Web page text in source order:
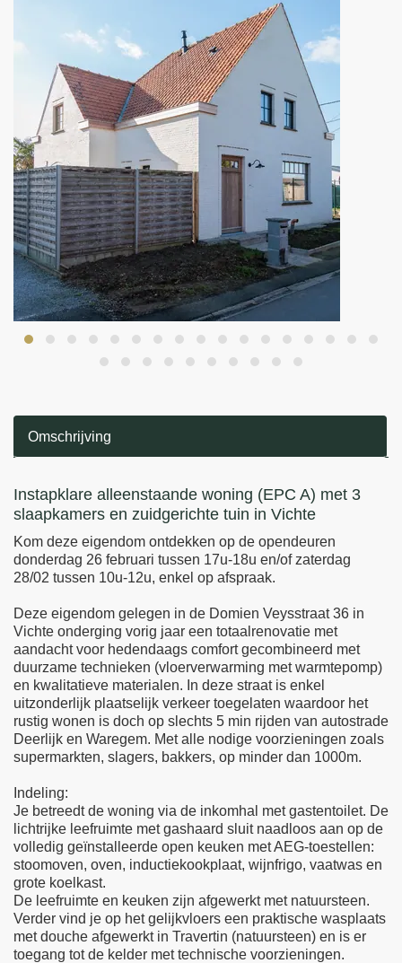
Omschrijving
Omschrijving
Instapklare alleenstaande woning (EPC A) met 3
slaapkamers en zuidgerichte tuin in Vichte
Kom deze eigendom ontdekken op de opendeuren
donderdag 26 februari tussen 17u-18u en/of zaterdag
28/02 tussen 10u-12u, enkel op afspraak.
Deze eigendom gelegen in de Domien Veysstraat 36 in
Vichte onderging vorig jaar een totaalrenovatie met
aandacht voor hedendaags comfort gecombineerd met
duurzame technieken (vloerverwarming met warmtepomp)
en kwalitatieve materialen. In deze straat is enkel
uitzonderlijk plaatselijk verkeer toegelaten waardoor het
rustig wonen is doch op slechts 5 min rijden van autostrade
Deerlijk en Waregem. Met alle nodige voorzieningen zoals
supermarkten, slagers, bakkers, op minder dan 1000m.
Indeling:
Je betreedt de woning via de inkomhal met gastentoilet. De
lichtrijke leefruimte met gashaard sluit naadloos aan op de
volledig geïnstalleerde open keuken met AEG-toestellen:
stoomoven, oven, inductiekookplaat, wijnfrigo, vaatwas en
grote koelkast.
De leefruimte en keuken zijn afgewerkt met natuursteen.
Verder vind je op het gelijkvloers een praktische wasplaats
met douche afgewerkt in Travertin (natuursteen) en is er
toegang tot de kelder met technische voorzieningen.